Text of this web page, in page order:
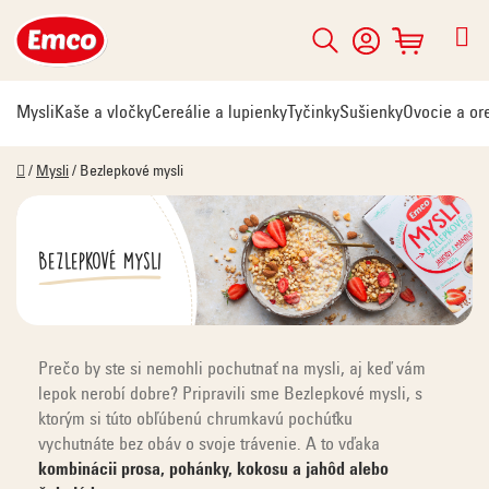
na
obsah
Hľadať
NÁKUPNÝ
KOŠÍK
MysliKaše a vločkyCereálie a lupienky TyčinkySušienkyOvocie a
Domov
/ Mysli / Bezlepkové mysli
Bezlepkové mysli
Prečo by ste si nemohli pochutnať na mysli, aj keď vám
lepok nerobí dobre? Pripravili sme Bezlepkové mysli, s
ktorým si túto obľúbenú chrumkavú pochúťku
vychutnáte bez obáv o svoje trávenie. A to vďaka
kombinácii prosa, pohánky, kokosu a jahôd alebo